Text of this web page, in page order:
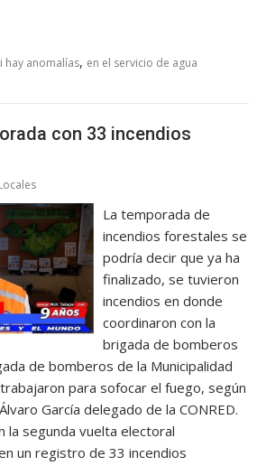
hay anomalías, en el servicio de agua
con 33 incendios
La temporada de
incendios forestales se
podría decir que ya ha
finalizado, se tuvieron
incendios en donde
coordinaron con la
brigada de bomberos
de bomberos de la Municipalidad
para sofocar el fuego, según
García delegado de la CONRED.
la segunda vuelta electoral
un registro de 33 incendios